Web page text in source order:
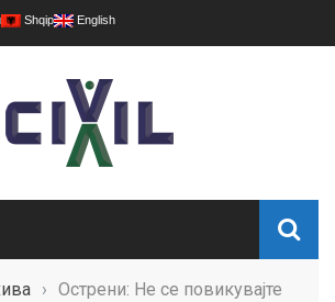
Shqip English
› Острени: Не се повикувајте